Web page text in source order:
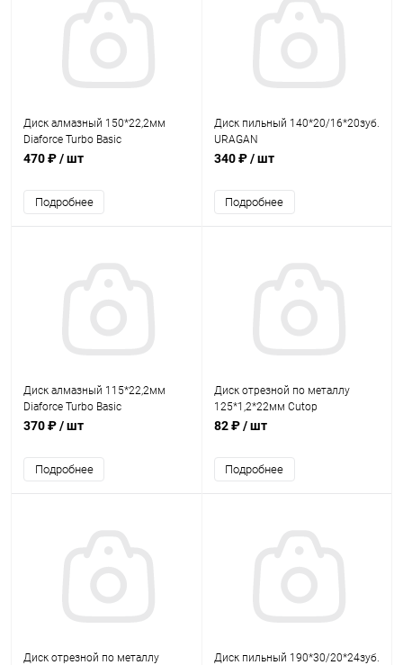
Диск алмазный 150*22,2мм
Diaforce Turbo Basic
470 ₽/ шт
Подробнее
Диск пильный 140*20/16*20зуб.
URAGAN
340 ₽/ шт
Подробнее
Диск алмазный 115*22,2мм
Diaforce Turbo Basic
370 ₽/ шт
Подробнее
Диск отрезной по металлу
125*1,2*22мм Cutop
82 ₽/ шт
Подробнее
Диск отрезной по металлу
Диск пильный 190*30/20*24зуб.